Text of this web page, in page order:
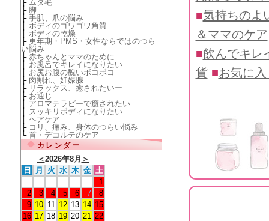
├ ムダ毛
├ 脚
├ 手肌、爪の悩み
├ ボディのゴワゴワ角質
├ ボディの乾燥
├ 更年期・PMS・女性ならではのつら
い悩み
├ 赤ちゃんとママのために
├ お風呂でキレイになりたい
├ お尻お腹の醜いボコボコ
├ 肉割れ、妊娠腺
├ リラックス、癒されたいー
├ お通じ
├ アロマテラピーで癒されたい
├ スッキリボディになりたい
├ ヘアケア
├ コリ、痛み、身体のつらい悩み
└ 首・デコルテのケア
カレンダー
＜2026年8月 ＞
日
月 火 水 木 金 土
1
2
3 4 5 6 7
8
9 10 11 12 13 14 15
16 17 18 19 20 21 22
■気持ちのよ
＆ママのケア
■飲んでキレ
貨■お気に